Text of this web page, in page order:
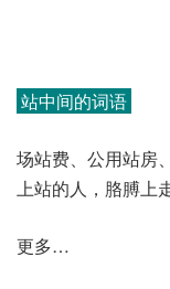
站中间的词语
场站费、公用站房
上站的人，胳膊上
更多…